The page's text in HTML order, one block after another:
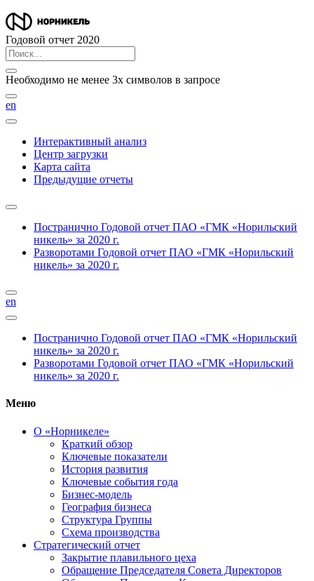
Годовой отчет 2020
Необходимо не менее 3х символов в запросе
en
Интерактивный анализ
Центр загрузки
Карта сайта
Предыдущие отчеты
Постранично Годовой отчет ПАО «ГМК «Норильский
никель» за 2020 г.
Разворотами Годовой отчет ПАО «ГМК «Норильский
никель» за 2020 г.
en
Постранично Годовой отчет ПАО «ГМК «Норильский
никель» за 2020 г.
Разворотами Годовой отчет ПАО «ГМК «Норильский
никель» за 2020 г.
Меню
О «Норникеле»
Краткий обзор
Ключевые показатели
История развития
Ключевые события года
Бизнес-модель
География бизнеса
Структура Группы
Схема производства
Стратегический отчет
Закрытие плавильного цеха
Обращение Председателя Совета Директоров